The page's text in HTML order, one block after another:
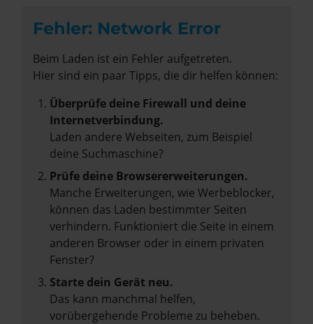
Fehler: Network Error
Beim Laden ist ein Fehler aufgetreten.
Hier sind ein paar Tipps, die dir helfen können:
Überprüfe deine Firewall und deine
Internetverbindung.
Laden andere Webseiten, zum Beispiel
deine Suchmaschine?
Prüfe deine Browsererweiterungen.
Manche Erweiterungen, wie Werbeblocker,
können das Laden bestimmter Seiten
verhindern. Funktioniert die Seite in einem
anderen Browser oder in einem privaten
Fenster?
Starte dein Gerät neu.
Das kann manchmal helfen,
vorübergehende Probleme zu beheben.